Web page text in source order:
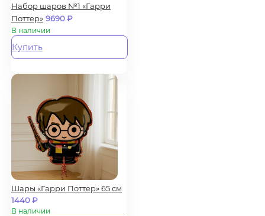
Набор шаров №1 «Гарри
Поттер» 9690₽
В наличии
Купить
Шары «Гарри Поттер» 65 см
1440₽
В наличии